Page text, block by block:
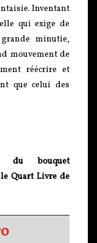
Inventant
qui exige de
minutie,
mouvement de
réécrire et
que celui des
du bouquet
Quart Livre de